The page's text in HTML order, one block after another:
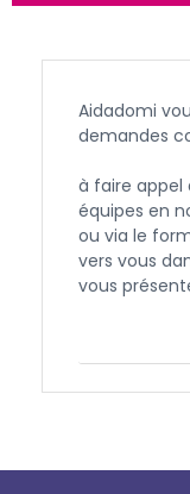
Aidadomi
demandes
à faire appel
équipes en
ou via le
vers vous
vous